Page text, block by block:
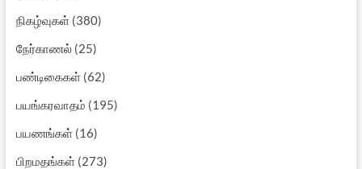
நிகழ்வுகள்(380)
நேர்காணல்(25)
பண்டிகைகள்(62)
பயங்கரவாதம் (195)
பயணங்கள்(16)
பிறமதங்கள்(273)